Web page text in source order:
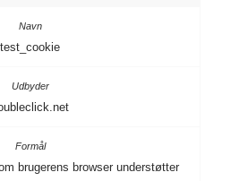
test_cookie
brugerens browser understøtter